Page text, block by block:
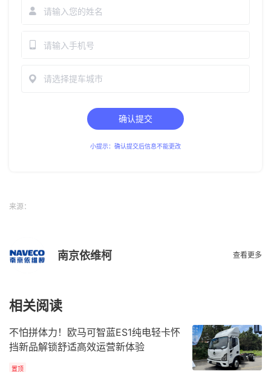
请选择提车城市
确认提交
小提示：确认提交后信息不能更改
来源：
南京依维柯 查看更多
相关阅读
不怕拼体力！欧马可智蓝ES1纯电轻卡怀
挡新品解锁舒适高效运营新体验
置顶